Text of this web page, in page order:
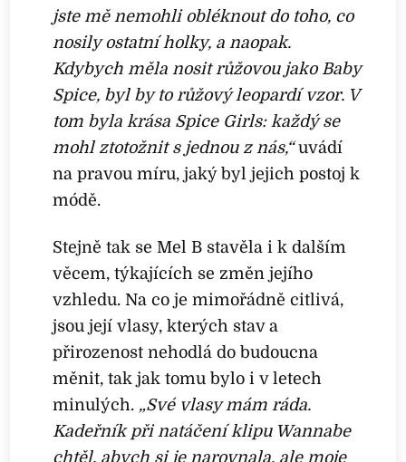
jste mě nemohli obléknout do toho, co
nosily ostatní holky, a naopak.
Kdybych měla nosit růžovou jako Baby
Spice, byl by to růžový leopardí vzor. V
tom byla krása Spice Girls: každý se
mohl ztotožnit s jednou z nás,“uvádí
na pravou míru, jaký byl jejich postoj k
módě.
Stejně tak se Mel B stavěla i k dalším
věcem, týkajících se změn jejího
vzhledu. Na co je mimořádně citlivá,
jsou její vlasy, kterých stav a
přirozenost nehodlá do budoucna
měnit, tak jak tomu bylo i v letech
minulých. „Své vlasy mám ráda.
Kadeřník při natáčení klipu Wannabe
chtěl, abych si je narovnala, ale moje